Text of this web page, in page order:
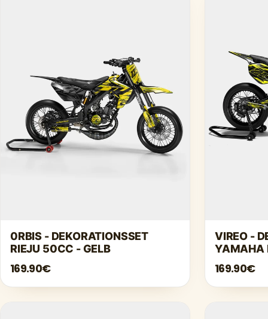
0RBIS - DEKORATIONSSET
RIEJU 50CC - GELB
169.90€
VIREO -
YAMAHA
169.90€